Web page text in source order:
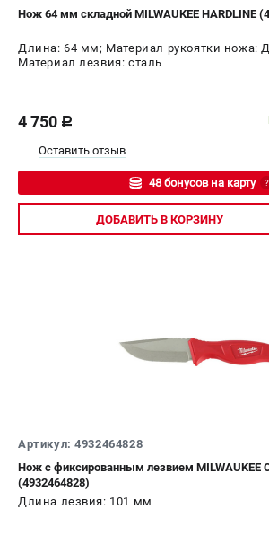
Нож 64 мм складной MILWAUKEE HARDLINE
Длина: 64 мм; Материал рукоятки ножа:
Материал лезвия: сталь
4 750 c
Оставить отзыв
48 бонусов на карту ?
Авторизуйтесь
ДОБАВИТЬ В КОРЗИНУ
Артикул: 4932464828
Нож с фиксированным лезвием MILWAUKEE
(4932464828)
Длина лезвия: 101 мм